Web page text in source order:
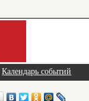
Календарь событий